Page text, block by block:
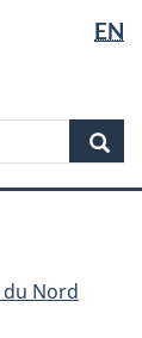
langue
EN
Nord